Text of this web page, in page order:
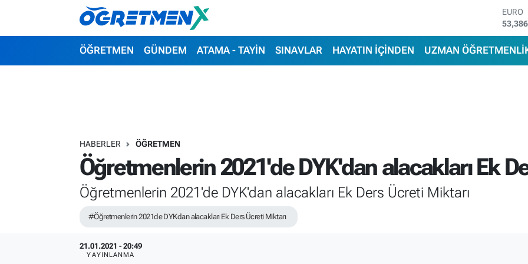
ÖĞRETMEN GÜNDEM ATAMA - TAYİN SINAVLAR HAYATIN İÇİNDEN UZMAN
HABERLER ÖĞRETMEN
Öğretmenlerin 2021'de DYK'dan alacakları Ek
Öğretmenlerin 2021'de DYK'dan alacakları Ek Ders Ücreti Miktarı
#Öğretmenlerin 2021de DYKdan alacakları Ek Ders Ücreti Miktarı
21.01.2021 - 20:49
YAYINLANMA
ÖĞRETMEN
HAYATIN İÇİNDEN
UZMAN ÖĞRETMENLİK
İstanbul Nöbetçi Eczaneler
Süper Lig Puan Durumu ve Fikstür
Tüm Manşetler
Haber Arşivi